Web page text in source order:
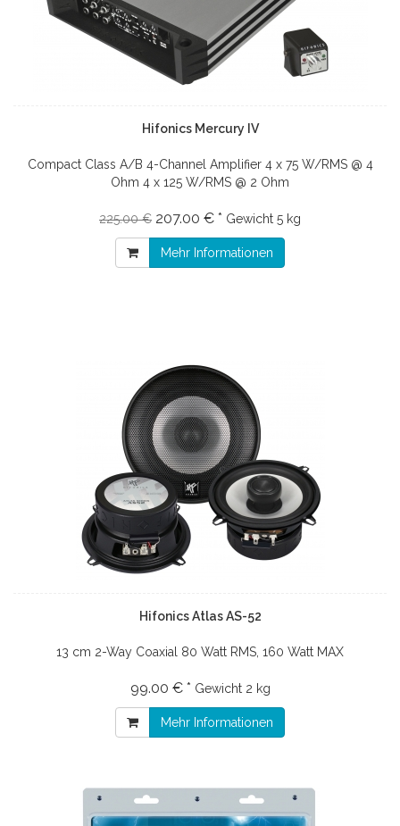
Hifonics Mercury IV
Compact Class A/B 4-Channel Amplifier 4 x 75 W/RMS @ 4
Ohm 4 x 125 W/RMS @ 2 Ohm
225.00 € 207.00 € * Gewicht 5 kg
Mehr Informationen
Hifonics Atlas AS-52
13 cm 2-Way Coaxial 80 Watt RMS, 160 Watt MAX
99.00 € * Gewicht 2 kg
Mehr Informationen